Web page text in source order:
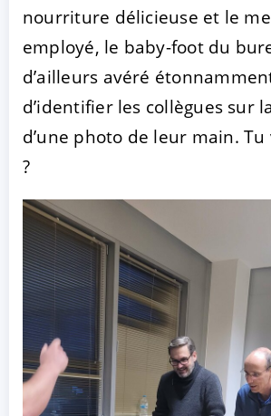
nourriture délicieuse et le
employé, le baby-foot du
d’ailleurs avéré
d’identifier les collègues sur
d’une photo de leur main.
?
ACCEPTER
Mentions légales|Protection